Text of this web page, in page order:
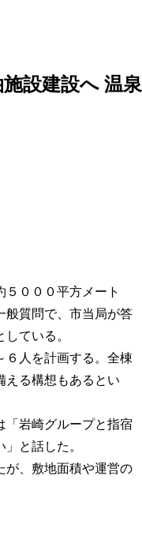
設建設へ 温泉
０００平方メート
般質問で、市当局が答
ている。
６人を計画する。全棟
える構想もあるとい
岩崎グループと指宿
と話した。
が、敷地面積や運営の